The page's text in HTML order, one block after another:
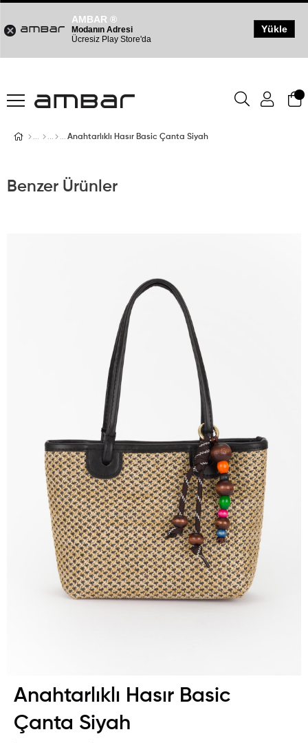
Anahtarlıklı Hasır Basic Çanta Siyah
Benzer Ürünler
Anahtarlıklı Hasır Basic
Çanta Siyah
AMBAR ®
Modanın Adresi
Ücresiz Play Store'da
Yükle